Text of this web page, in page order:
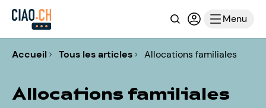
RechercheConnexion
Menu
Accueil Tous les articles Allocations familiales
Allocations familiales